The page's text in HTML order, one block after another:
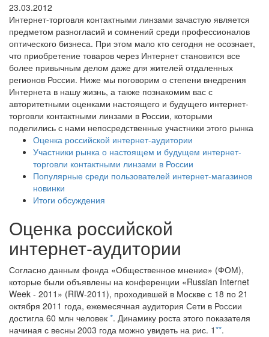
23.03.2012
Интернет-торговля контактными линзами зачастую является
предметом разногласий и сомнений среди профессионалов
оптического бизнеса. При этом мало кто сегодня не осознает,
что приобретение товаров через Интернет становится все
более привычным делом даже для жителей отдаленных
регионов России. Ниже мы поговорим о степени внедрения
Интернета в нашу жизнь, а также познакомим вас с
авторитетными оценками настоящего и будущего интернет-
торговли контактными линзами в России, которыми
поделились с нами непосредственные участники этого рынка
Оценка российской интернет-аудитории
Участники рынка о настоящем и будущем интернет-
торговли контактными линзами в России
Популярные среди пользователей интернет-магазинов
новинки
Итоги обсуждения
Оценка российской
интернет-аудитории
Согласно данным фонда «Общественное мнение» (ФОМ),
которые были объявлены на конференции «Russian Internet
Week - 2011» (RIW-2011), проходившей в Москве с 18 по 21
октября 2011 года, ежемесячная аудитория Сети в России
достигла 60 млн человек *. Динамику роста этого показателя
начиная с весны 2003 года можно увидеть на рис. 1**.